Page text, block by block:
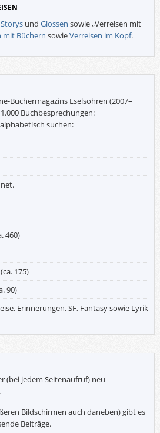
Storysund Glossen sowie „Verreisen mit
mit Büchern sowieVerreisen im Kopf.
Büchermagazins Eselsohren (2007–
Buchbesprechungen:
suchen:
460)
175)
90)
Erinnerungen, SF, Fantasy sowie Lyrik
(bei jedem Seitenaufruf) neu
Bildschirmen auch daneben) gibt es
Beiträge.